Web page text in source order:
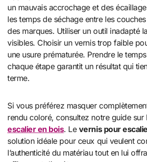
un mauvais accrochage et des
les temps de séchage entre les
des marques. Utiliser un outil inadapté
visibles. Choisir un vernis trop faible
une usure prématurée. Prendre le
chaque étape garantit un résultat qui
terme.
Si vous préférez masquer
rendu coloré, consultez notre guide sur
escalier en bois. Le vernis pour
solution idéale pour ceux qui veulent
l’authenticité du matériau tout en lui